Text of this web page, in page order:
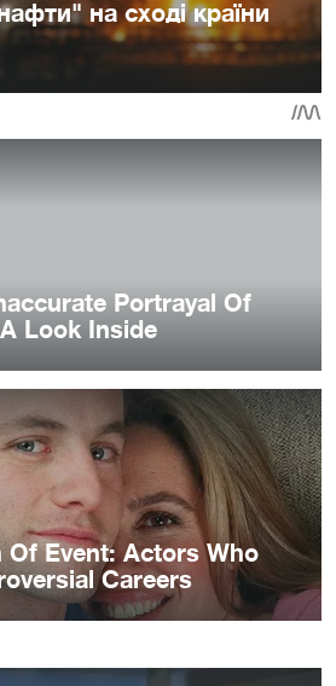
на сході країни